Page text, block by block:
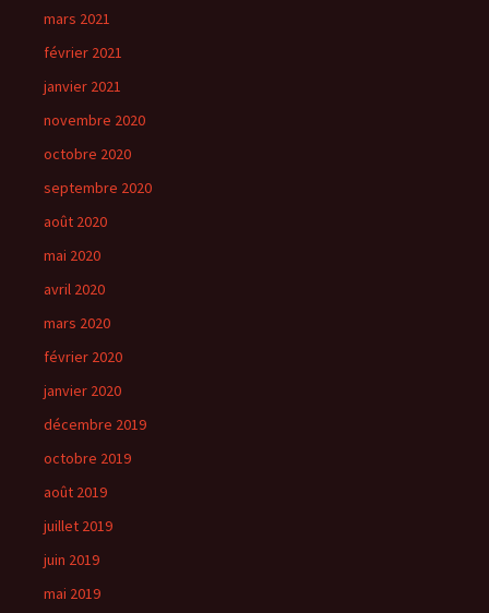
mars 2021
février 2021
janvier 2021
novembre 2020
octobre 2020
septembre 2020
août 2020
mai 2020
avril 2020
mars 2020
février 2020
janvier 2020
décembre 2019
octobre 2019
août 2019
juillet 2019
juin 2019
mai 2019